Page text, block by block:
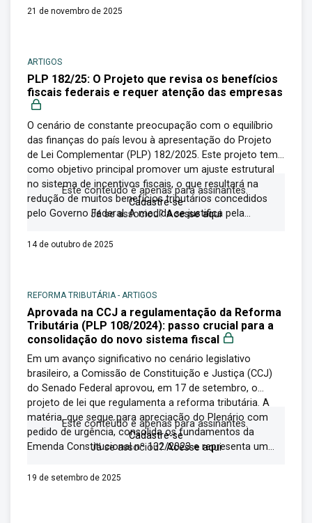
1.420.691/SP (Tema 1.262), a permanência das Súmulas
21 de novembro de 2025
ARTIGOS
PLP 182/25: O Projeto que revisa os benefícios
fiscais federais e requer atenção das empresas
O cenário de constante preocupação com o equilíbrio
das finanças do país levou à apresentação do Projeto
de Lei Complementar (PLP) 182/2025. Este projeto tem
como objetivo principal promover um ajuste estrutural
no sistema de incentivos fiscais, o que resultará na
redução de muitos benefícios tributários concedidos
pelo Governo Federal. A medida se justifica pela...
Este conteúdo é apenas para assinantes.
Cadastre-se
Já se associou?Acesse aqui
14 de outubro de 2025
REFORMA TRIBUTÁRIA- ARTIGOS
Aprovada na CCJ a regulamentação da Reforma
Tributária (PLP 108/2024): passo crucial para a
consolidação do novo sistema fiscal
Em um avanço significativo no cenário legislativo
brasileiro, a Comissão de Constituição e Justiça (CCJ)
do Senado Federal aprovou, em 17 de setembro, o
projeto de lei que regulamenta a reforma tributária. A
matéria, que segue para apreciação do Plenário com
pedido de urgência, consolida os fundamentos da
Emenda Constitucional nº 132/2023 e representa um...
Este conteúdo é apenas para assinantes.
Cadastre-se
Já se associou?Acesse aqui
19 de setembro de 2025